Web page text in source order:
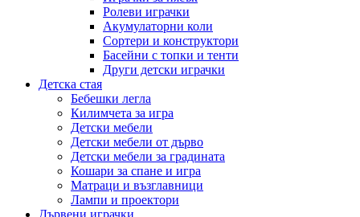
Ролеви играчки
Акумулаторни коли
Сортери и конструктори
Басейни с топки и тенти
Други детски играчки
Детска стая
Бебешки легла
Килимчета за игра
Детски мебели
Детски мебели от дърво
Детски мебели за градината
Кошари за спане и игра
Матраци и възглавници
Лампи и проектори
Дървени играчки